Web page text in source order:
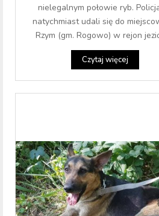
nielegalnym połowie ryb.
natychmiast udali się do
Rzym (gm. Rogowo) w rejon
Czytaj więcej